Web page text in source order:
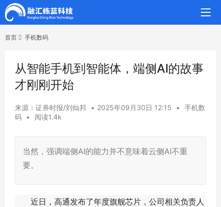
首页 手机数码
从智能手机到智能体，端侧AI的故事
才刚刚开始
来源：证券时报/刘灿邦 • 2025年09月30日 12:15 •
手机数
码
• 阅读1.4k
当然，强调端侧AI的能力并不意味着云侧AI不重
要。
近日，高通发布了年度旗舰芯片，公司相关负责人